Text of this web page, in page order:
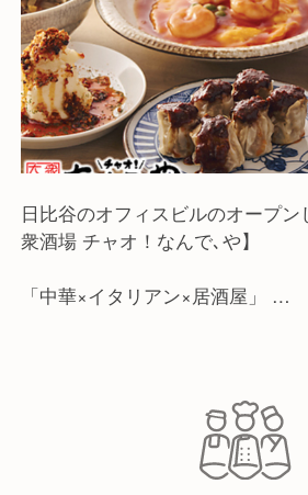
日比谷のオフィスビルのオープ
衆酒場 チャオ！なんで､や】
「中華×イタリアン×居酒屋」
カジュアルな華やかな店内と、こ
メニューで、各メディアでも注目